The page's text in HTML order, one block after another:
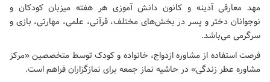
مهد معارفی آدینه و کانون دانش آموزی هر هفته میزبان کودکان و
نوجوانان دختر و پسر در بخش‌های مختلف، قرآنی، علمی، مهارتی، بازی و
سرگرمی می‌باشد.
فرصت استفاده از مشاوره ازدواج، خانواده و کودک توسط متخصصین «مرکز
مشاوره عطر زندگی» در حاشیه نماز جمعه برای نمازگزاران فراهم است.